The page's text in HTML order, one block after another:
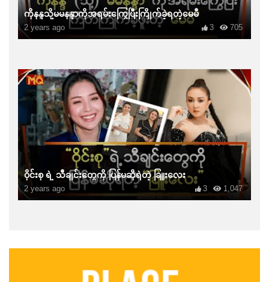
ကိုနန္ဒသို့မမနန္ဒာကိုအရမ်းကြွေပြီးကြိုက်ခဲ့ရတဲ့မေမီ
2 years ago 705
3
ဝိုင်းစု ရဲ့ သီချင်းတွေကို ပြန်မဆိုရဲတဲ့ ခြူးလေး
2 years ago 1,047
3